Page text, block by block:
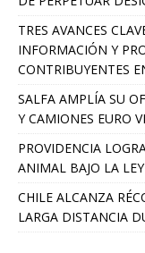
TRES AVANCES
INFORMACIÓN Y
CONTRIBUYENTES
SALFA AMPLÍA SU
Y CAMIONES EURO
PROVIDENCIA
ANIMAL BAJO LA
CHILE ALCANZA
LARGA DISTANCIA